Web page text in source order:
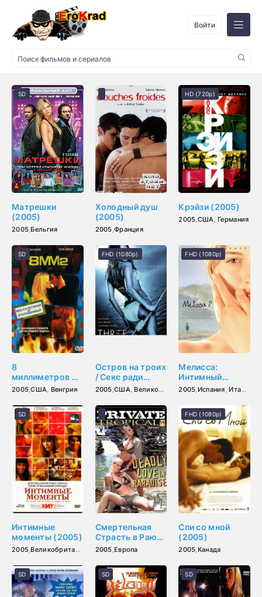
Войти
Матрешки
(2005)
2005,Бельгия
SD
Холодный душ
(2005)
2005,Франция
Крэйзи (2005)
2005,США,Германия
HD (720p)
8
миллиметров 2
(2005)
2005,США, Венгрия
SD
Остров на троих
/ Секс ради
выживания
2005,США,Великобритания ,Люксембург
FHD (1080p)
Мелисса:
Интимный
дневник (2005)
2005,Испания,Италия
FHD (1080p)
Интимные
моменты (2005)
2005,Великобритания
SD
Смертельная
Страсть в Раю
(2005)
2005,Европа
Спи со мной
(2005)
2005,Канада
FHD (1080p)
SD SD SD